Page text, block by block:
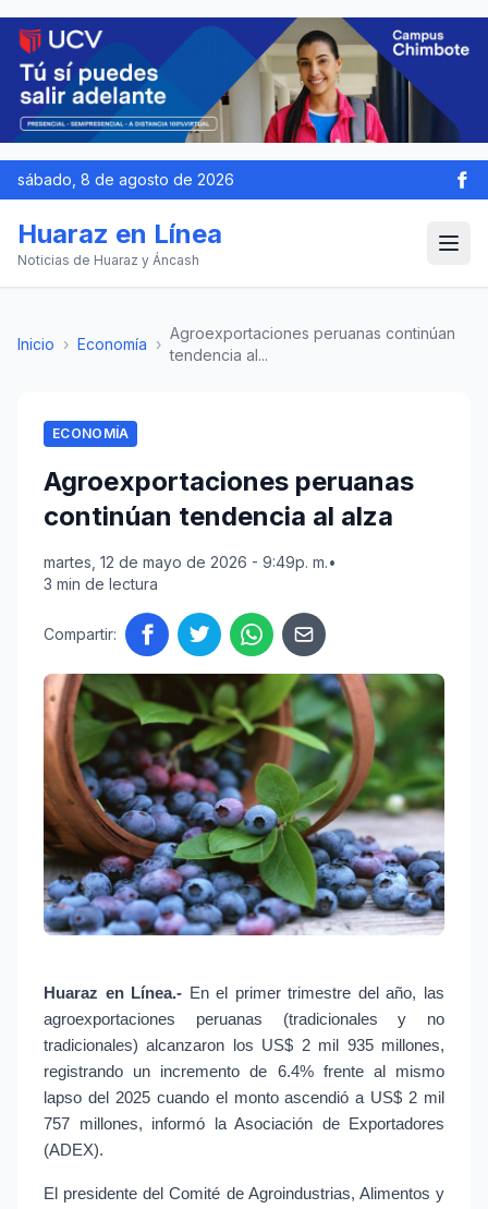
sábado, 8 de agosto de 2026
Huaraz en Línea
Noticias de Huaraz y Áncash
Inicio › Economía ›
Agroexportaciones peruanas continúan
tendencia al...
ECONOMÍA
Agroexportaciones peruanas
continúan tendencia al alza
martes, 12 de mayo de 2026 - 9:49p. m.•
3 min de lectura
Compartir:
Huaraz en Línea.- En el primer trimestre del año, las
agroexportaciones peruanas (tradicionales y no
tradicionales) alcanzaron los US$ 2 mil 935 millones,
registrando un incremento de 6.4% frente al mismo
lapso del 2025 cuando el monto ascendió a US$ 2 mil
757 millones, informó la Asociación de Exportadores
(ADEX).
El presidente del Comité de Agroindustrias, Alimentos y